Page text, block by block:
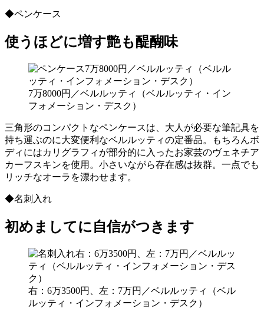
◆ペンケース
使うほどに増す艶も醍醐味
7万8000円／ベルルッティ（ベルルッティ・イン
フォメーション・デスク）
三角形のコンパクトなペンケースは、大人が必要な筆記具を
持ち運ぶのに大変便利なベルルッティの定番品。もちろんボ
ディにはカリグラフィが部分的に入ったお家芸のヴェネチア
カーフスキンを使用。小さいながら存在感は抜群。一点でも
リッチなオーラを漂わせます。
◆名刺入れ
初めましてに自信がつきます
右：6万3500円、左：7万円／ベルルッティ（ベル
ルッティ・インフォメーション・デスク）